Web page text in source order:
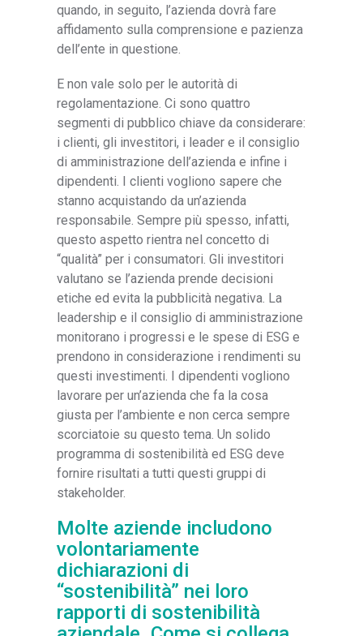
quando, in seguito, l’azienda dovrà fare
affidamento sulla comprensione e pazienza
dell’ente in questione.
E non vale solo per le autorità di
regolamentazione. Ci sono quattro
segmenti di pubblico chiave da considerare:
i clienti, gli investitori, i leader e il consiglio
di amministrazione dell’azienda e infine i
dipendenti. I clienti vogliono sapere che
stanno acquistando da un’azienda
responsabile. Sempre più spesso, infatti,
questo aspetto rientra nel concetto di
“qualità” per i consumatori. Gli investitori
valutano se l’azienda prende decisioni
etiche ed evita la pubblicità negativa. La
leadership e il consiglio di amministrazione
monitorano i progressi e le spese di ESG e
prendono in considerazione i rendimenti su
questi investimenti. I dipendenti vogliono
lavorare per un’azienda che fa la cosa
giusta per l’ambiente e non cerca sempre
scorciatoie su questo tema. Un solido
programma di sostenibilità ed ESG deve
fornire risultati a tutti questi gruppi di
stakeholder.
Molte aziende includono
volontariamente
dichiarazioni di
“sostenibilità” nei loro
rapporti di sostenibilità